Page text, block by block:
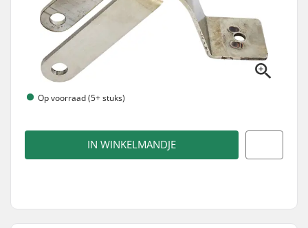
Op voorraad (5+ stuks)
IN WINKELMANDJE